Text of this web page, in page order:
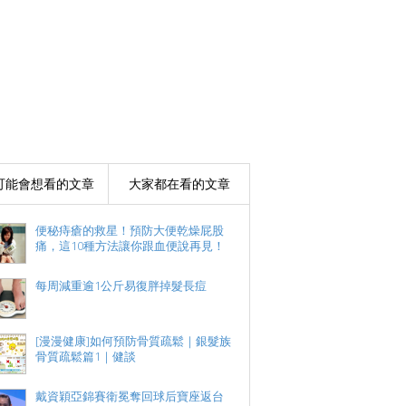
能會想看的文章 大家都在看的文章
便秘痔瘡的救星！預防大便乾燥屁股
痛，這10種方法讓你跟血便說再見！
每周減重逾1公斤易復胖掉髮長痘
[漫漫健康]如何預防骨質疏鬆｜銀髮族
骨質疏鬆篇1｜健談
戴資穎亞錦賽衛冕奪回球后寶座返台